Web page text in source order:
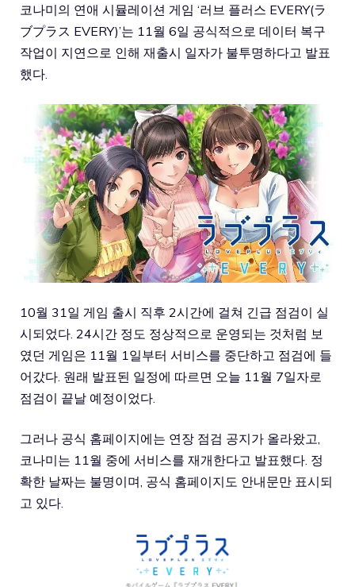
코나미의 연애 시뮬레이션 게임 ‘러브 플러스 EVERY(ラ
ブプラス EVERY)’는 11월 6일 공식적으로 데이터 복구
작업이 지연으로 인해 재출시 일자가 불투명하다고 발표
했다.
10월 31일 게임 출시 직후 2시간에 걸쳐 긴급 점검이 실
시되었다. 24시간 정도 정상적으로 운영되는 것처럼 보
였던 게임은 11월 1일부터 서비스를 중단하고 점검에 들
어갔다. 원래 발표된 일정에 따르면 오늘 11월 7일자로
점검이 끝날 예정이었다.
그러나 공식 홈페이지에는 연장 점검 공지가 올라왔고,
코나미는 11월 중에 서비스를 재개한다고 발표했다. 정
확한 날짜는 불명이며, 공식 홈페이지도 안내문만 표시되
고 있다.